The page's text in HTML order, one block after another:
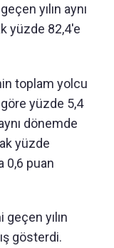
yılın aynı
yüzde 82,4'e
toplam yolcu
göre yüzde 5,4
dönemde
yüzde
0,6 puan
geçen yılın
gösterdi.